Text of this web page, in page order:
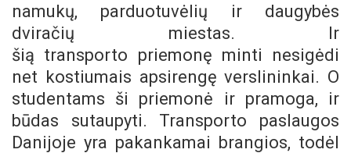
namukų, parduotuvėlių ir daugybės
dviračių miestas. Ir
šią transporto priemonę minti nesigėdi
net kostiumais apsirengę verslininkai. O
studentams ši priemonė ir pramoga, ir
būdas sutaupyti. Transporto paslaugos
Danijoje yra pakankamai brangios, todėl